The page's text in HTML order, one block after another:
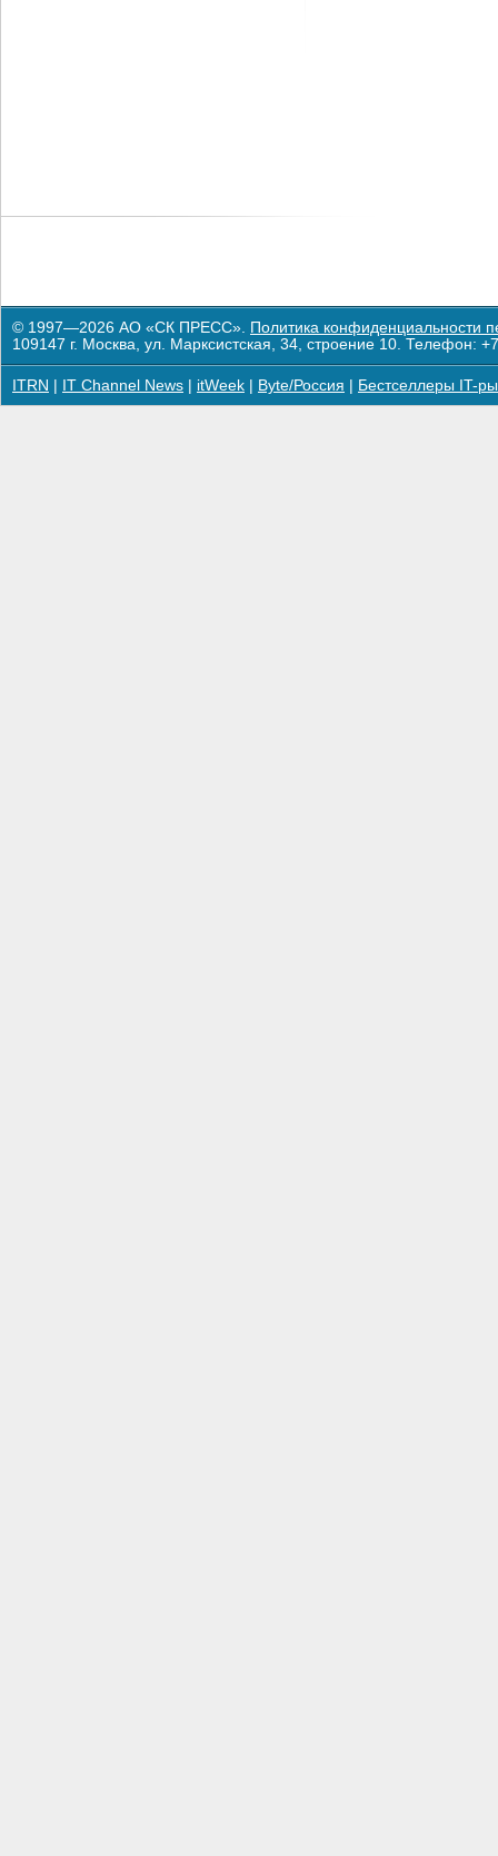
© 1997—2026 АО «СК ПРЕСС». Политика конфиденциальности
109147 г. Москва, ул. Марксистская, 34, строение 10. Телефон:
ITRN IT Channel News itWeek Byte/Россия Бестселлеры IT-